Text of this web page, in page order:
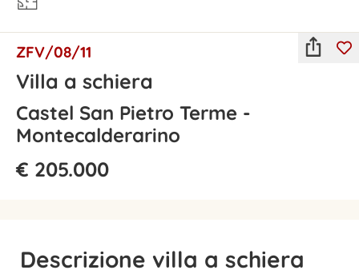
ZFV/08/11
Villa a schiera
Castel San Pietro Terme -
Montecalderarino
€ 205.000
Descrizione villa a schiera